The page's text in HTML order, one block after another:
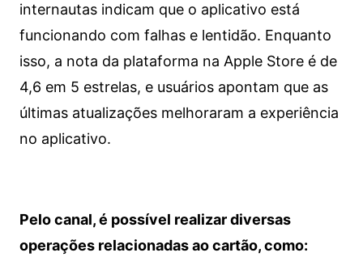
internautas indicam que o aplicativo está
funcionando com falhas e lentidão. Enquanto
isso, a nota da plataforma na Apple Store é de
4,6 em 5 estrelas, e usuários apontam que as
últimas atualizações melhoraram a experiência
no aplicativo.
Pelo canal, é possível realizar diversas
operações relacionadas ao cartão, como: